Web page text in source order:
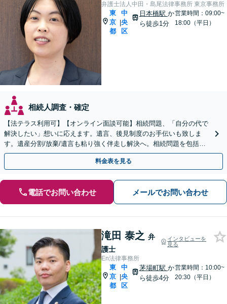
弁護士法人中田・島尾法律事務所 東京事務所
東
京
都
|
中
央
区
日本橋駅 か
ら徒歩1分
営業時間：09:00~
18:00（平日）
相続人調査・確定
【法テラス利用可】【オンライン面談可能】相続問題、「自分の代で
解決したい」想いに応えます。遺言、後見制度のお手伝いも致しま
す。遺産分割/放棄/遺言も粘り強く伴走し解決へ。相続問題を包括的
にサポート。
料金表を見る
電話でお問い合わせ メールでお問い合わせ
滝田 泰之 弁
護士
インタビューを
見る
En法律事務所
東
京
都
|
中
央
区
茅場町駅 か
ら徒歩4分
営業時間：10:00~
20:30（平日）